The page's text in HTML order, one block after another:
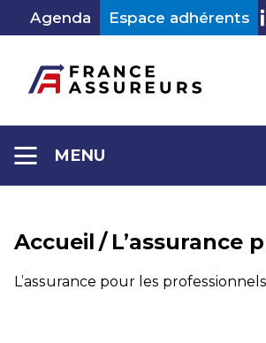
contenu
Agenda Espace adhérents
MENU
Accueil / L’assurance
L’assurance pour les